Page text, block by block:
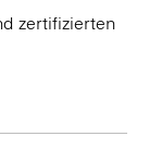
zertifizierten